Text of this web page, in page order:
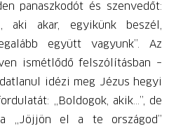
panaszkodót és szenvedőt:
aki akar, egyikünk beszél,
együtt vagyunk”. Az
ismétlődő felszólításban –
idézi meg Jézus hegyi
„Boldogok, akik...”, de
„Jöjjön el a te országod”